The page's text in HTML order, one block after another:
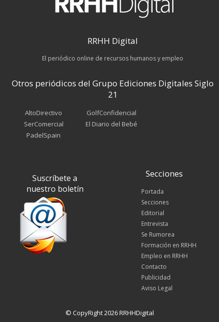
RRHH Digital
El periódico online de recursos humanos y empleo
Otros periódicos del Grupo Ediciones Digitales Siglo
21
AltoDirectivo
SerComercial
PadelSpain
GolfConfidencial
El Diario del Bebé
Suscríbete a
nuestro boletín
Secciones
Portada
Secciones
Editorial
Entrevista
Se Rumorea
Formación en RRHH
Empleo en RRHH
Contacto
Publicidad
Aviso Legal
© CopyRight 2026 RRHHDigital